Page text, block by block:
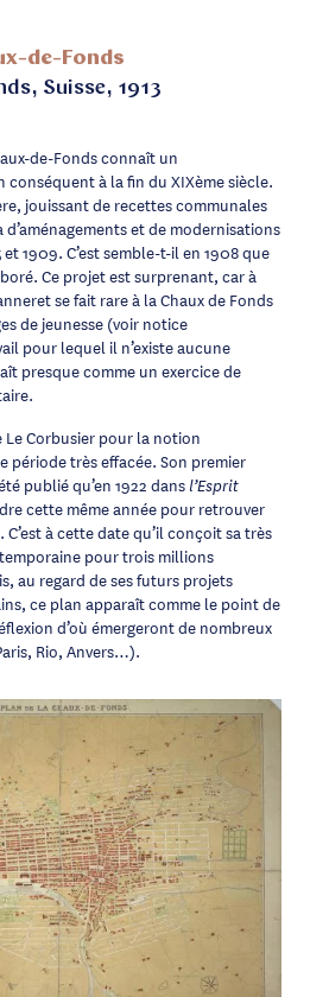
de-Fonds
Suisse, 1913
de-Fonds connaît un
à la fin du XIXème siècle.
jouissant de recettes communales
et de modernisations
1909. C’est semble-t-il en 1908 que
Ce projet est surprenant, car à
se fait rare à la Chaux de Fonds
de jeunesse (voir notice
pour lequel il n’existe aucune
presque comme un exercice de
Le Corbusier pour la notion
période très effacée. Son premier
publié qu’en 1922 dansl’Esprit
cette même année pour retrouver
à cette date qu’il conçoit sa très
pour trois millions
au regard de ses futurs projets
ce plan apparaît comme le point de
d’où émergeront de nombreux
Rio, Anvers…).